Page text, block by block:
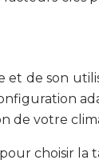
de son
votre
choisir la